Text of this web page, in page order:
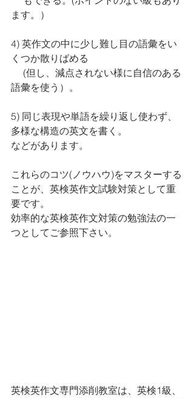
ます。）
4) 英作文の中に少し難し目の語彙をい
くつか散りばめる
(但し、減点されない様に自信のある
語彙を使う）。
5) 同じ表現や単語を繰り返し使わず、
多様な構造の英文を書く。
などがあります。
これらのコツ(ノウハウ)をマスターする
ことが、英検英作文試験対策として重
要です。
効率的な英検英作文対策の勉強法の一
つとしてご参照下さい。
英検英作文専門添削教室は、英検1級、